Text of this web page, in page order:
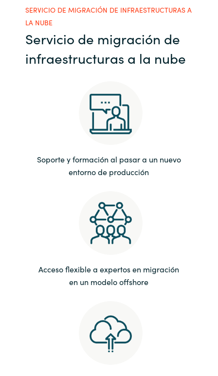
Kingdom of Saudi Arabia
Latvia
Malaysia
Middle East
Netherlands
Norway
Oman
Philippines
Portugal
Romania
Serbia
SERVICIO DE MIGRACIÓN DE INFRAESTRUCTURAS A
LA NUBE
Servicio de migración de
infraestructuras a la nube
Soporte y formación al pasar a un nuevo
entorno de producción
Acceso flexible a expertos en migración
en un modelo offshore